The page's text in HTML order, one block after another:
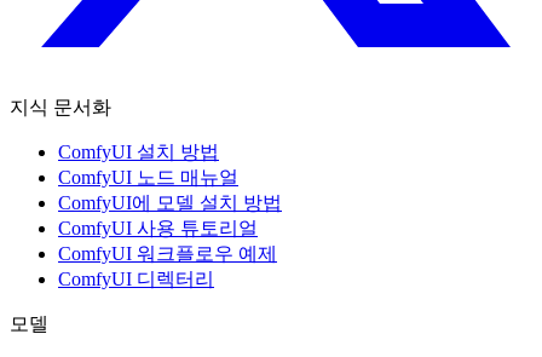
지식 문서화
ComfyUI 설치 방법
ComfyUI 노드 매뉴얼
ComfyUI에 모델 설치 방법
ComfyUI 사용 튜토리얼
ComfyUI 워크플로우 예제
ComfyUI 디렉터리
모델